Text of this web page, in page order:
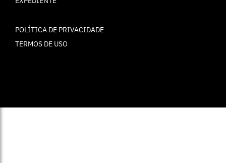
POLÍTICA DE PRIVACIDADE
TERMOS DE USO